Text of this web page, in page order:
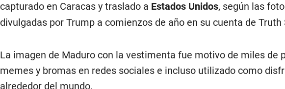
capturado en Caracas y traslado a Estados Unidos, según las
divulgadas por Trump a comienzos de año en su cuenta de Truth
La imagen de Maduro con la vestimenta fue motivo de miles de
memes y bromas en redes sociales e incluso utilizado como
alrededor del mundo.